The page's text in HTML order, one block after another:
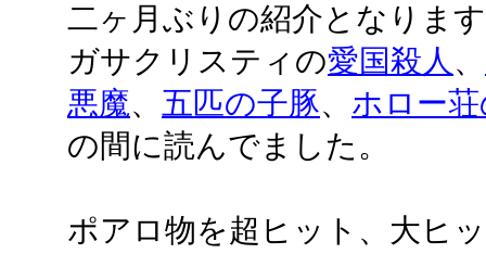
二ヶ月ぶりの紹介となりま
ガサクリスティの愛国殺人 、
悪魔、 五匹の子豚、 ホロー
の間に読んでました。
ポアロ物を超ヒット、大ヒ